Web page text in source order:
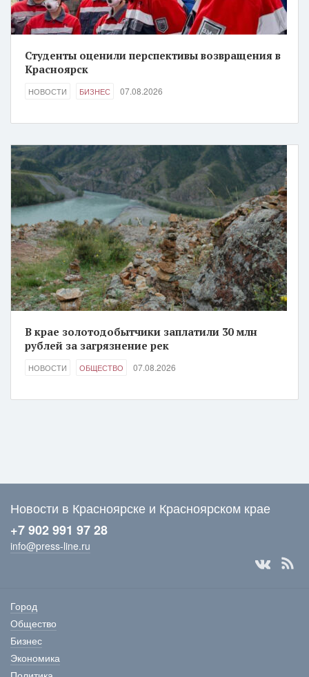
Студенты оценили перспективы возвращения в
Красноярск
НОВОСТИ БИЗНЕС 07.08.2026
В крае золотодобытчики заплатили 30 млн
рублей за загрязнение рек
НОВОСТИ ОБЩЕСТВО 07.08.2026
Новости в Красноярске и Красноярском крае
+7 902 991 97 28
info@press-line.ru
Город
Общество
Бизнес
Экономика